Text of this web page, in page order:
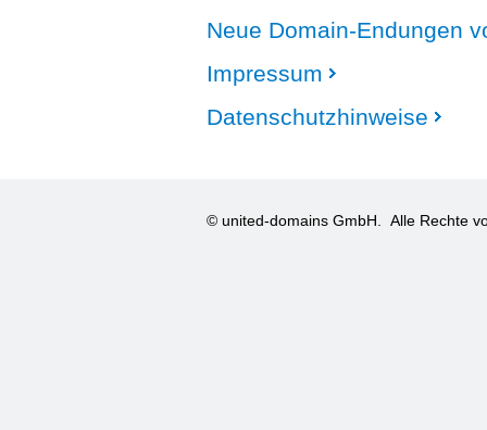
Neue Domain-Endungen
Impressum
Datenschutzhinweise
© united-domains GmbH. Alle Rechte